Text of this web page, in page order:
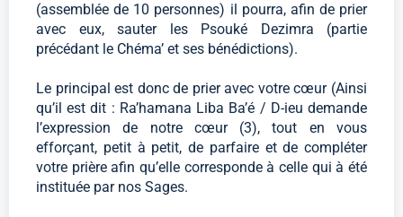
(assemblée de 10 personnes) il pourra, afin de prier
avec eux, sauter les Psouké Dezimra (partie
précédant le Chéma’ et ses bénédictions).
Le principal est donc de prier avec votre cœur (Ainsi
qu’il est dit : Ra’hamana Liba Ba’é / D-ieu demande
l’expression de notre cœur (3), tout en vous
efforçant, petit à petit, de parfaire et de compléter
votre prière afin qu’elle corresponde à celle qui à été
instituée par nos Sages.